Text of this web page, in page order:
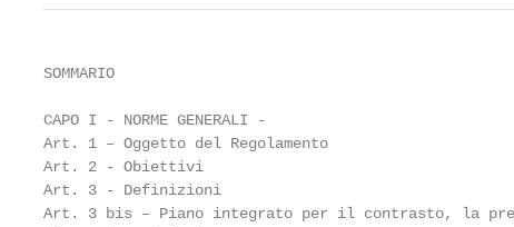
SOMMARIO
CAPO I - NORME GENERALI -
Art. 1 – Oggetto del Regolamento
Art. 2 - Obiettivi
Art. 3 - Definizioni
Art. 3 bis – Piano integrato per il contrasto, la